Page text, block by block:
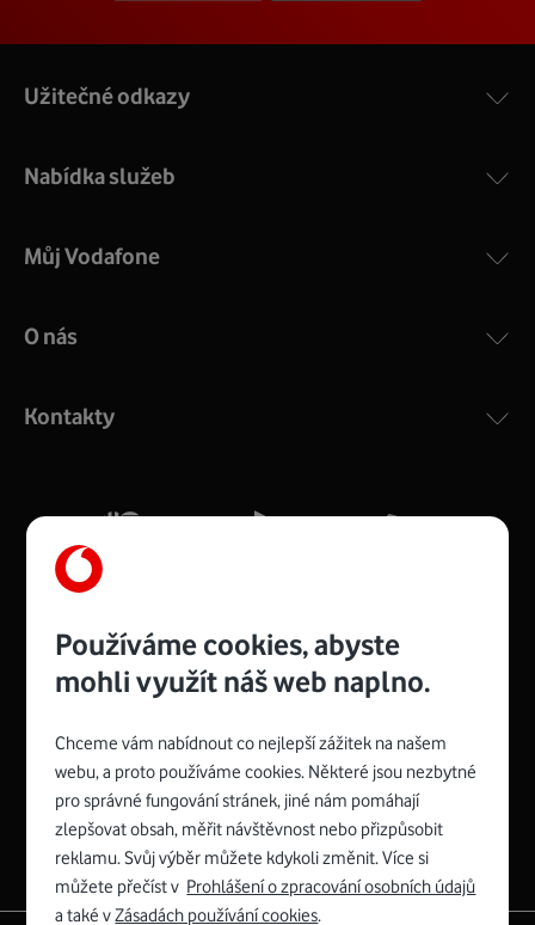
Spojte se s Vodafonem
Užitečné odkazy
Nabídka služeb
Můj Vodafone
O nás
Kontakty
Používáme cookies, abyste
mohli využít náš web naplno.
Chceme vám nabídnout co nejlepší zážitek na našem
webu, a proto používáme cookies. Některé jsou nezbytné
pro správné fungování stránek, jiné nám pomáhají
zlepšovat obsah, měřit návštěvnost nebo přizpůsobit
reklamu. Svůj výběr můžete kdykoli změnit. Více si
můžete přečíst v Prohlášení o zpracování osobních údajů
a také vZásadách používání cookies.